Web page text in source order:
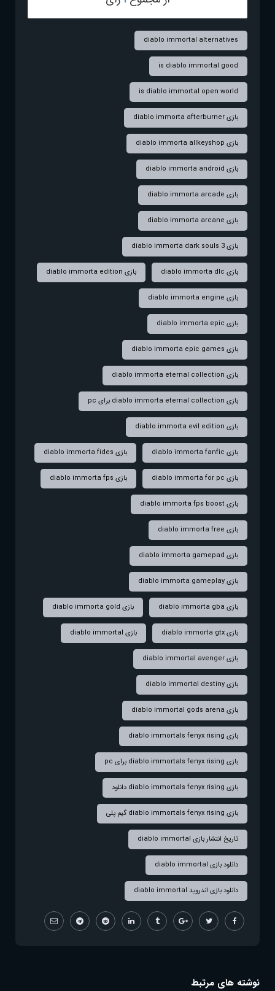
diablo immortal alternatives
is diablo immortal good
is diablo immortal open world
بازی diablo immorta afterburner
بازی diablo immorta allkeyshop
بازی diablo immorta android
بازی diablo immorta arcade
بازی diablo immorta arcane
بازی diablo immorta dark souls 3
بازی diablo immorta dlc بازی diablo immorta edition
بازی diablo immorta engine
بازی diablo immorta epic
بازی diablo immorta epic games
بازی diablo immorta eternal collection
بازی diablo immorta eternal collection برای pc
بازی diablo immorta evil edition
بازی diablo immorta fanfic بازی diablo immorta fides
بازی diablo immorta for pc بازی diablo immorta fps
بازی diablo immorta fps boost
بازی diablo immorta free
بازی diablo immorta gamepad
بازی diablo immorta gameplay
بازی diablo immorta gba بازی diablo immorta gold
بازی diablo immorta gtx بازی diablo immortal
بازی diablo immortal avenger
بازی diablo immortal destiny
بازی diablo immortal gods arena
بازی diablo immortals fenyx rising
بازی diablo immortals fenyx rising برای pc
بازی diablo immortals fenyx rising دانلود
بازی diablo immortals fenyx rising گیم پلی
تاریخ انتشار بازی diablo immortal
دانلود بازی diablo immortal
دانلود بازی اندروید diablo immortal
نوشته های مرتبط